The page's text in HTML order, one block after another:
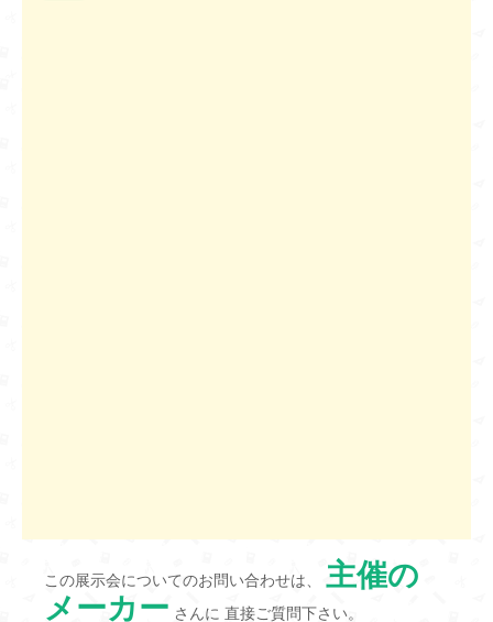
この展示会についてのお問い合わせは、 主催の
メーカー さんに 直接ご質問下さい。